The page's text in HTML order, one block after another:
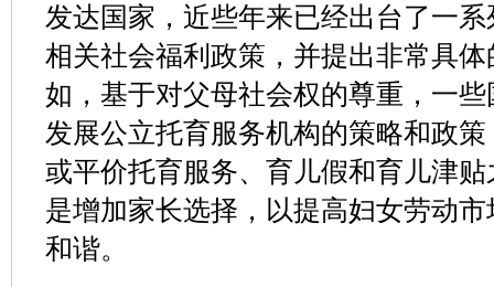
发达国家，近些年来已经出台了一
相关社会福利政策，并提出非常具
如，基于对父母社会权的尊重，一
发展公立托育服务机构的策略和政
或平价托育服务、育儿假和育儿津
是增加家长选择，以提高妇女劳动
和谐。